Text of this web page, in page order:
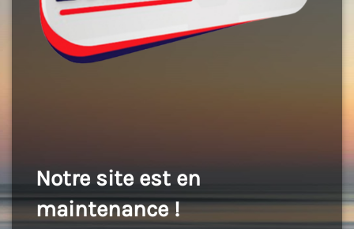
Notre site est en
maintenance !